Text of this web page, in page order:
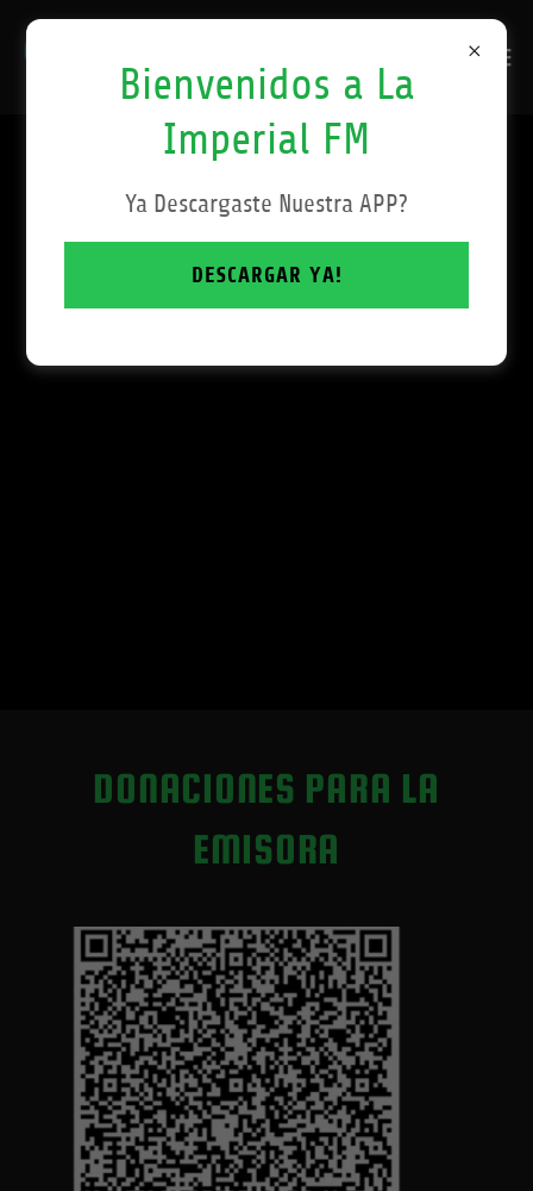
914-316-8674
DONACIONES PARA LA
EMISORA
Bienvenidos a La
Imperial FM
Ya Descargaste Nuestra APP?
DESCARGAR YA!